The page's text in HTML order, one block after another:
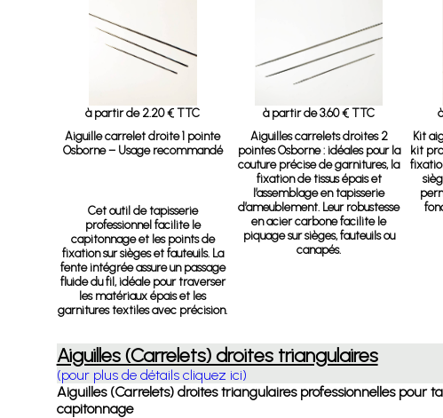
à partir de 2.20 € TTC
Aiguille carrelet droite 1 pointe
Osborne – Usage recommandé
Cet outil de tapisserie
professionnel facilite le
capitonnage et les points de
fixation sur sièges et fauteuils. La
fente intégrée assure un passage
fluide du fil, idéale pour traverser
les matériaux épais et les
garnitures textiles avec précision.
à partir de 3.60 € TTC
Aiguilles carrelets droites 2
pointes Osborne: idéales pour la
couture précise de garnitures, la
fixation de tissus épais et
l’assemblage en tapisserie
d’ameublement. Leur robustesse
en acier carbone facilite le
piquage sur sièges, fauteuils ou
canapés.
Kit
kit
Aiguilles (Carrelets) droites triangulaires
(pour plus de détails cliquez ici)
Aiguilles (Carrelets) droites triangulaires professionnelles pour
capitonnage